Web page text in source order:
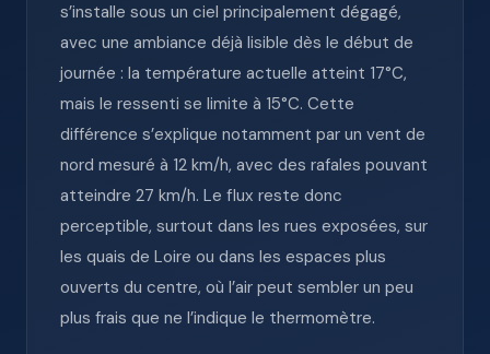
s’installe sous un ciel principalement dégagé,
avec une ambiance déjà lisible dès le début de
journée : la température actuelle atteint 17°C,
mais le ressenti se limite à 15°C. Cette
différence s’explique notamment par un vent de
nord mesuré à 12 km/h, avec des rafales pouvant
atteindre 27 km/h. Le flux reste donc
perceptible, surtout dans les rues exposées, sur
les quais de Loire ou dans les espaces plus
ouverts du centre, où l’air peut sembler un peu
plus frais que ne l’indique le thermomètre.